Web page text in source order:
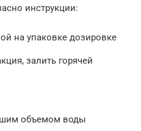
инструкции:
на упаковке дозировке
залить горячей
объемом воды